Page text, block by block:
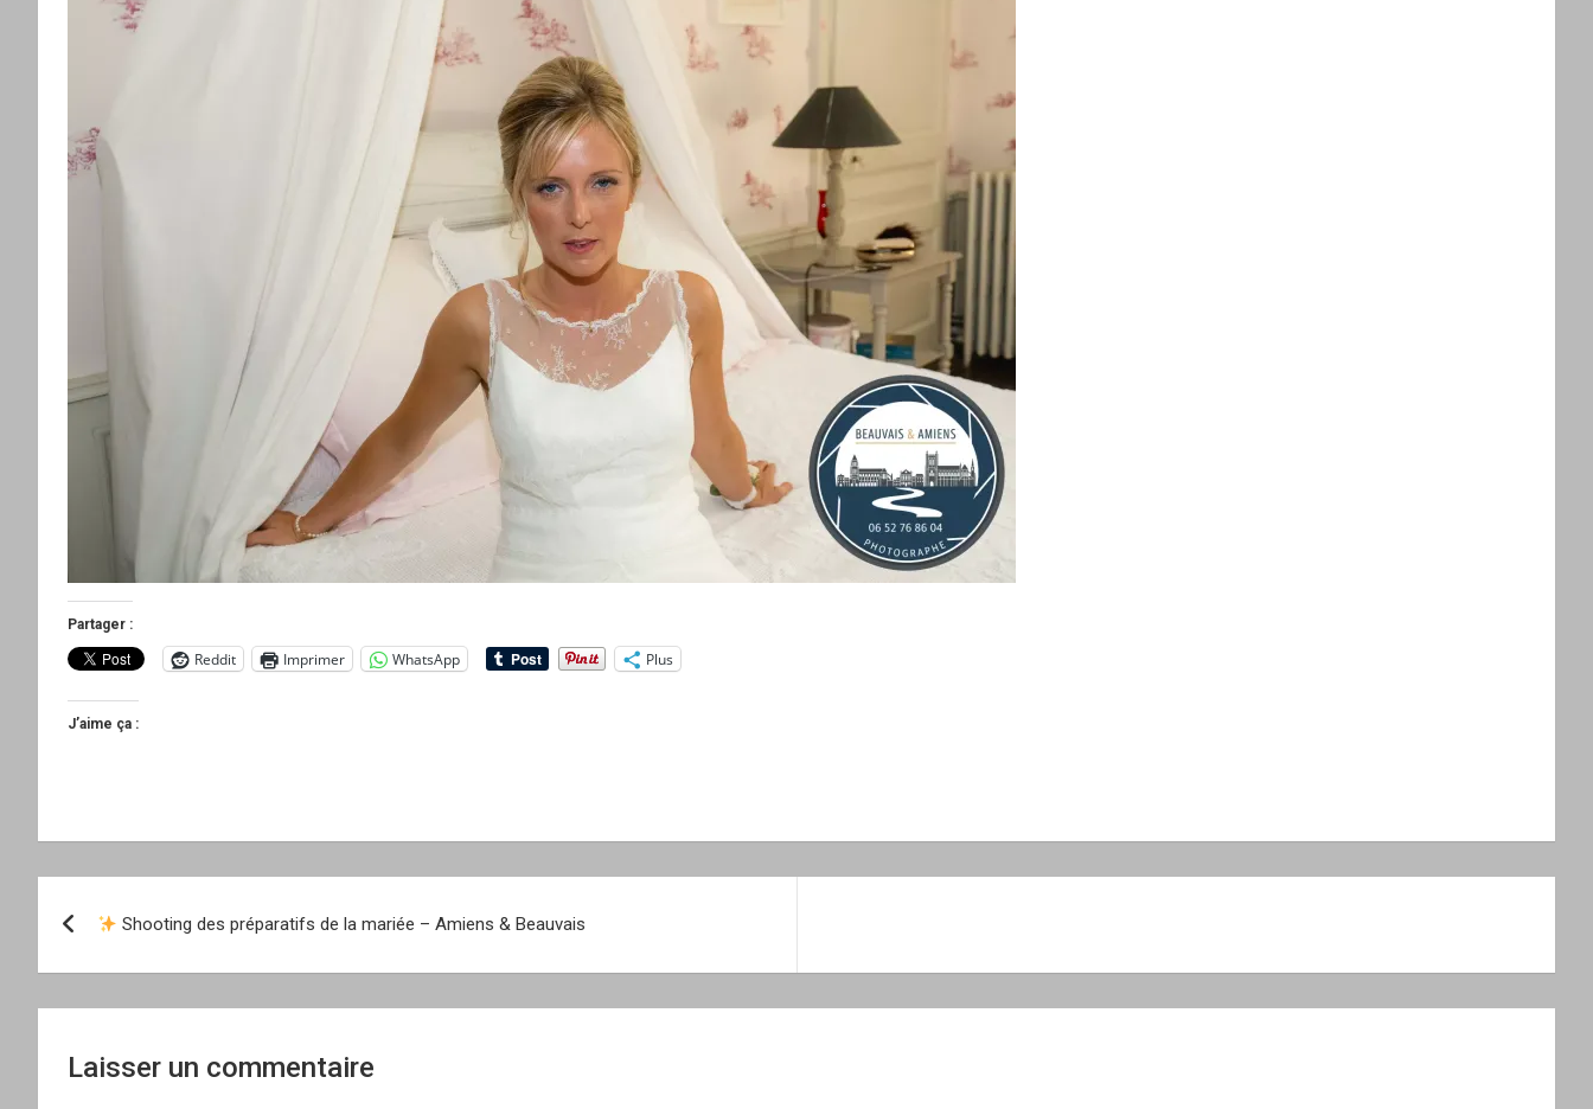
Partager :
Reddit Imprimer WhatsApp Plus
J’aime ça :
de
l’article
Shooting des préparatifs de la mariée – Amiens & Beauvais
Laisser un commentaire